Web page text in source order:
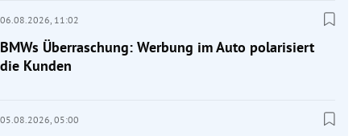
06.08.2026, 11:02
BMWs Überraschung: Werbung im Auto polarisiert
die Kunden
05.08.2026, 05:00